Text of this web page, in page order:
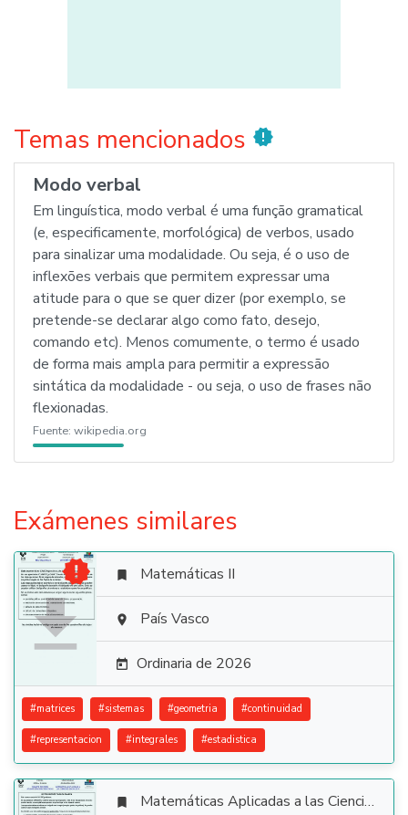
Temas mencionados new_releases
Modo verbal
Em linguística, modo verbal é uma função gramatical
(e, especificamente, morfológica) de verbos, usado
para sinalizar uma modalidade. Ou seja, é o uso de
inflexões verbais que permitem expressar uma
atitude para o que se quer dizer (por exemplo, se
pretende-se declarar algo como fato, desejo,
comando etc). Menos comumente, o termo é usado
de forma mais ampla para permitir a expressão
sintática da modalidade - ou seja, o uso de frases não
flexionadas.
Fuente: wikipedia.org
Exámenes similares

  Matemáticas II
 País Vasco
 Ordinaria de 2026
#matrices #sistemas #geometria #continuidad
#representacion #integrales #estadistica
 Matemáticas Aplicadas a las Ciencias Sociales